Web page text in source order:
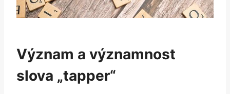
Význam a‍ významnost
⁢slova „tapper“